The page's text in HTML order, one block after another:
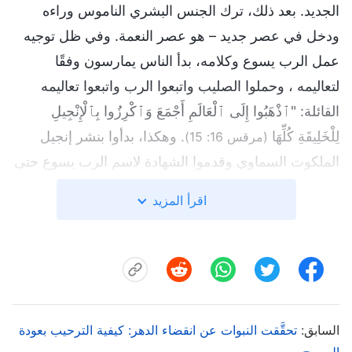
الجديد. بعد ذلك، ترك الجنس البشري الناموس وراءه
ودخل في عصر جديد – هو عصر النعمة. وفي ظل توجيه
عمل الرب يسوع وكلامه، بدأ الناس يمارسون وفقًا
لتعاليمه ، وحملوا الصليب واتبعوا الرب واتبعوا تعاليمه
القائلة: "ٱذْهَبُوا إِلَى ٱلْعَالَمِ أَجْمَعَ وَٱكْرِزُوا بِٱلْإِنْجِيلِ
لِلْخَلِيقَةِ كُلِّهَا (مرقس 16: 15)
. وهكذا، بدأوا بنشر إنجيل
الملكوت السماوي وقدموا الشهادة لاسم الرب يسوع حتى
الرب يسوع في جميع أنحاء العالم، وهذه هي نتيجة ظهور
أن ندرك أن ظهوره للإنسان بعد قيامته كان ذو معنى!
2. ظهور الرب يسوع للبشر بعد قيامته مكنهم
من تأكيد أنه هو الله المتجسد نفسه، مما عزز
اقرأ المزيد
السابق: تحقَّقت النبوات عن انقضاء الدهر: كيفية الترحيب بعودة